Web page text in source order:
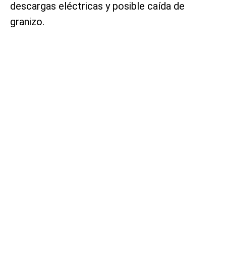
descargas eléctricas y posible caída de
granizo.